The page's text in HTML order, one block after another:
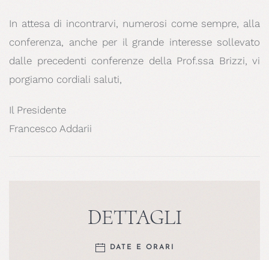
In attesa di incontrarvi, numerosi come sempre, alla
conferenza, anche per il grande interesse sollevato
dalle precedenti conferenze della Prof.ssa Brizzi, vi
porgiamo cordiali saluti,
Il Presidente
Francesco Addarii
DETTAGLI
DATE E ORARI